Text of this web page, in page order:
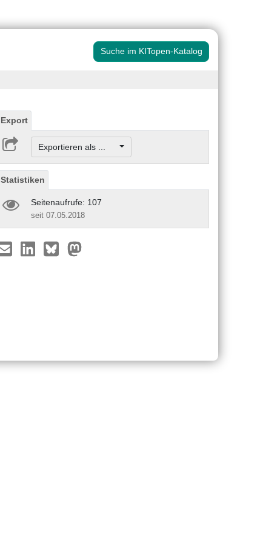
Suche im KITopen-Katalog
Export
Exportieren als ...
Statistiken
Seitenaufrufe: 107
seit 07.05.2018